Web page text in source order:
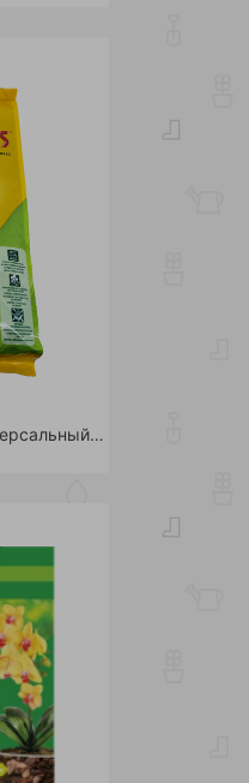
Гранулят SERAMIS универсальный 7,5л /